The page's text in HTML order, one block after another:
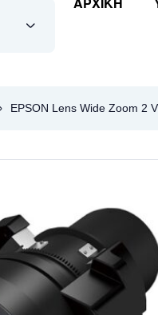
ΑΡΧΙΚΗ
EPSON Lens Wide Zoom 2